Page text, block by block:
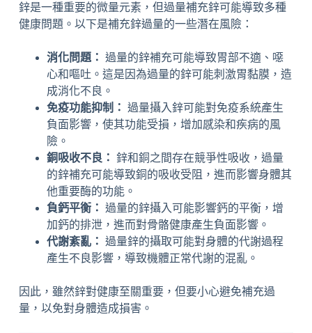
鋅是一種重要的微量元素，但過量補充鋅可能導致多種
健康問題。以下是補充鋅過量的一些潛在風險：
消化問題： 過量的鋅補充可能導致胃部不適、噁
心和嘔吐。這是因為過量的鋅可能刺激胃黏膜，造
成消化不良。
免疫功能抑制： 過量攝入鋅可能對免疫系統產生
負面影響，使其功能受損，增加感染和疾病的風
險。
銅吸收不良： 鋅和銅之間存在競爭性吸收，過量
的鋅補充可能導致銅的吸收受阻，進而影響身體其
他重要酶的功能。
負鈣平衡： 過量的鋅攝入可能影響鈣的平衡，增
加鈣的排泄，進而對骨骼健康產生負面影響。
代謝紊亂： 過量鋅的攝取可能對身體的代謝過程
產生不良影響，導致機體正常代謝的混亂。
因此，雖然鋅對健康至關重要，但要小心避免補充過
量，以免對身體造成損害。